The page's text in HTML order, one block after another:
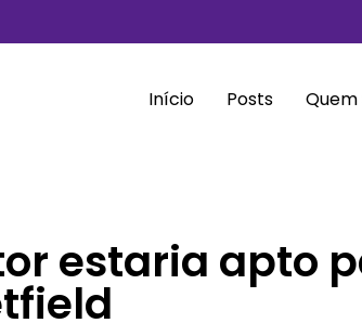
Início Posts Quem
estaria apto